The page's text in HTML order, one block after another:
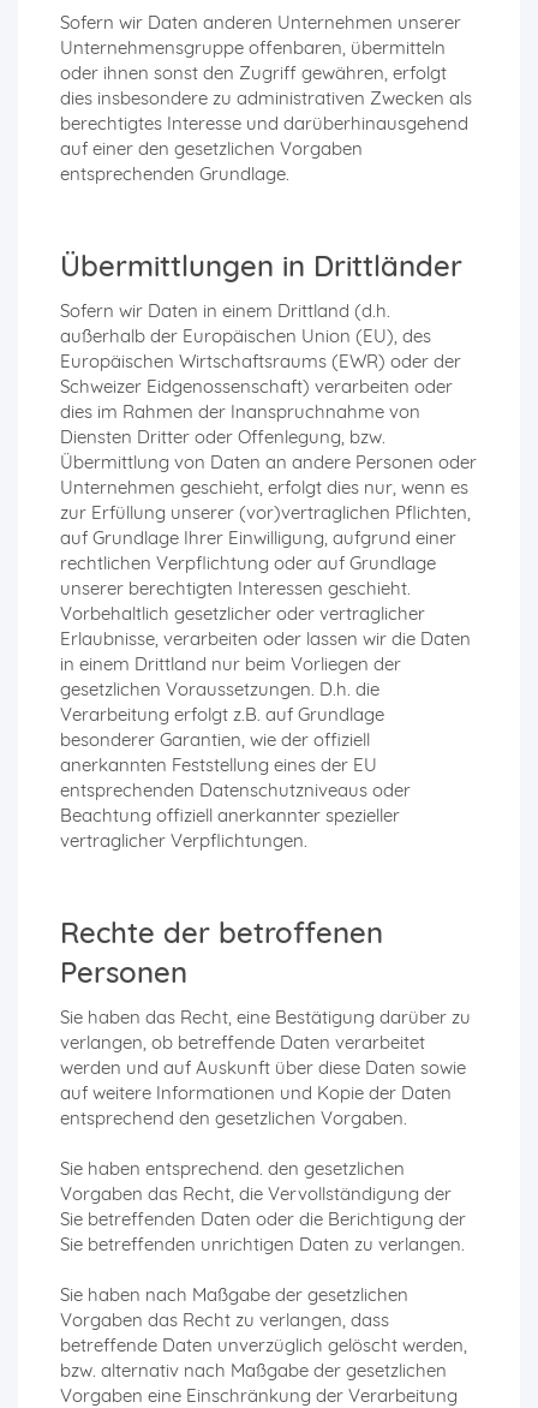
Sofern wir Daten anderen Unternehmen unserer
Unternehmensgruppe offenbaren, übermitteln
oder ihnen sonst den Zugriff gewähren, erfolgt
dies insbesondere zu administrativen Zwecken als
berechtigtes Interesse und darüberhinausgehend
auf einer den gesetzlichen Vorgaben
entsprechenden Grundlage.
Übermittlungen in Drittländer
Sofern wir Daten in einem Drittland (d.h.
außerhalb der Europäischen Union (EU), des
Europäischen Wirtschaftsraums (EWR) oder der
Schweizer Eidgenossenschaft) verarbeiten oder
dies im Rahmen der Inanspruchnahme von
Diensten Dritter oder Offenlegung, bzw.
Übermittlung von Daten an andere Personen oder
Unternehmen geschieht, erfolgt dies nur, wenn es
zur Erfüllung unserer (vor)vertraglichen Pflichten,
auf Grundlage Ihrer Einwilligung, aufgrund einer
rechtlichen Verpflichtung oder auf Grundlage
unserer berechtigten Interessen geschieht.
Vorbehaltlich gesetzlicher oder vertraglicher
Erlaubnisse, verarbeiten oder lassen wir die Daten
in einem Drittland nur beim Vorliegen der
gesetzlichen Voraussetzungen. D.h. die
Verarbeitung erfolgt z.B. auf Grundlage
besonderer Garantien, wie der offiziell
anerkannten Feststellung eines der EU
entsprechenden Datenschutzniveaus oder
Beachtung offiziell anerkannter spezieller
vertraglicher Verpflichtungen.
Rechte der betroffenen
Personen
Sie haben das Recht, eine Bestätigung darüber zu
verlangen, ob betreffende Daten verarbeitet
werden und auf Auskunft über diese Daten sowie
auf weitere Informationen und Kopie der Daten
entsprechend den gesetzlichen Vorgaben.
Sie haben entsprechend. den gesetzlichen
Vorgaben das Recht, die Vervollständigung der
Sie betreffenden Daten oder die Berichtigung der
Sie betreffenden unrichtigen Daten zu verlangen.
Sie haben nach Maßgabe der gesetzlichen
Vorgaben das Recht zu verlangen, dass
betreffende Daten unverzüglich gelöscht werden,
bzw. alternativ nach Maßgabe der gesetzlichen
Vorgaben eine Einschränkung der Verarbeitung